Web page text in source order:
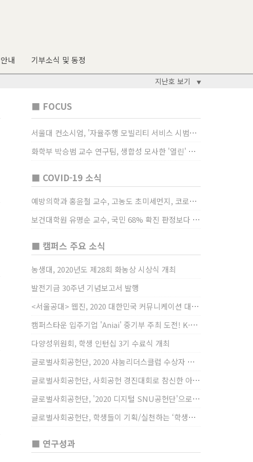
안내 기부소식 및 동정
지난호 보기 ▼
■ FOCUS
서울대 컨소시엄, '자율주행 모빌리티 서비스 시범사업' 수행
화학부 박승범 교수 연구팀, 생합성 모사한 '열린' 비타민 B3 합성법 개발
■ COVID-19 소식
예방의학과 홍윤철 교수, 고농도 초미세먼지, 코로나19 발병률·치명률 높인다
보건대학원 유명순 교수, 국민 68% 확진 판정보다 걸렸단 이유로 비난받는 걸 더 두려해
■ 캠퍼스 주요 소식
농생대, 2020년도 제28회 화농상 시상식 개최
발전기금 30주년 기념보고서 발행
<서울공대> 웹진, 2020 대한민국 커뮤니케이션 대상 창간사보 부문 최우수상 선정
캠퍼스타운 입주기업 'Aniai' 중기부 주최 도전! K-스타트업 대상 수상
다양성위원회, 학생 인턴십 3기 수료식 개최
글로벌사회공헌단, 2020 샤눔리더스클럽 수상자 시상
글로벌사회공헌단, 사회공헌 경진대회로 참신한 아이디어 발굴, 지원
글로벌사회공헌단, '2020 디지털 SNU공헌단'으로 새로운 사회공헌에 도전
글로벌사회공헌단, 학생들이 기획/실천하는 ‘학생사회공헌단 프로젝트’ 진행
■ 연구성과